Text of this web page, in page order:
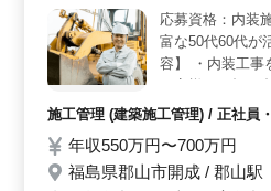
ら、新たなスキルや知識を身
れます。 ＜勤務地と給与条件の魅力＞ 勤務地は福島
市浜田町で、福島駅からアク
通勤手当支給があります。年収
く、経験やスキル次第で高収入
す。
応募資格：内装
富な50代60代が
容】 ・内装工事
◎現場スタッフ
り出していく、
施工管理 (建築施工管理) / 正社員
年収550万円〜700万円
福島県郡山市開成 / 郡山駅